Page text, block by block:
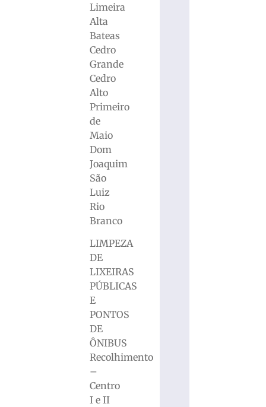
Limeira
Alta
Bateas
Cedro
Grande
Cedro
Alto
Primeiro
de
Maio
Dom
Joaquim
São
Luiz
Rio
Branco
LIMPEZA
DE
LIXEIRAS
PÚBLICAS
E
PONTOS
DE
ÔNIBUS
Recolhimento
–
Centro
I e II